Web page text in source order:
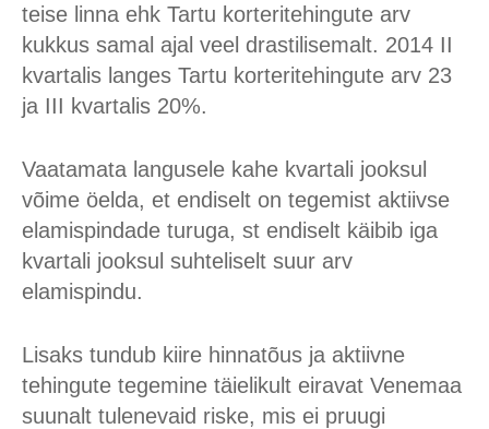
teise linna ehk Tartu korteritehingute arv
kukkus samal ajal veel drastilisemalt. 2014 II
kvartalis langes Tartu korteritehingute arv 23
ja III kvartalis 20%.
Vaatamata langusele kahe kvartali jooksul
võime öelda, et endiselt on tegemist aktiivse
elamispindade turuga, st endiselt käibib iga
kvartali jooksul suhteliselt suur arv
elamispindu.
Lisaks tundub kiire hinnatõus ja aktiivne
tehingute tegemine täielikult eiravat Venemaa
suunalt tulenevaid riske, mis ei pruugi